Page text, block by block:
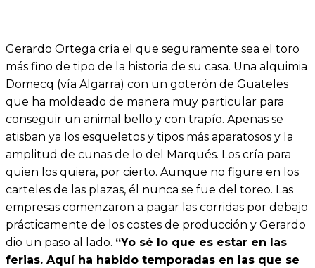
Gerardo Ortega cría el que seguramente sea el toro
más fino de tipo de la historia de su casa. Una alquimia
Domecq (vía Algarra) con un goterón de Guateles
que ha moldeado de manera muy particular para
conseguir un animal bello y con trapío. Apenas se
atisban ya los esqueletos y tipos más aparatosos y la
amplitud de cunas de lo del Marqués. Los cría para
quien los quiera, por cierto. Aunque no figure en los
carteles de las plazas, él nunca se fue del toreo. Las
empresas comenzaron a pagar las corridas por debajo
prácticamente de los costes de producción y Gerardo
dio un paso al lado. “Yo sé lo que es estar en las
ferias. Aquí ha habido temporadas en las que se